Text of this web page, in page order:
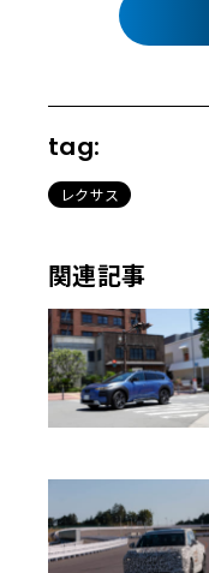
tag:
レクサス
関連記事